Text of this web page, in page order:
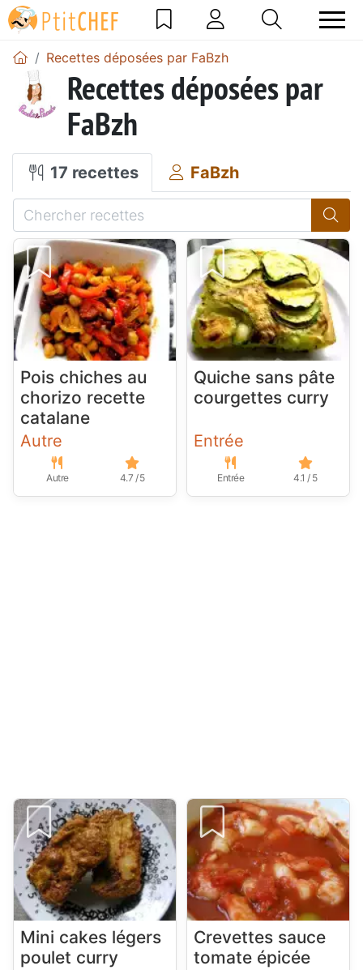
Recettes déposées par FaBzh
Recettes déposées par
FaBzh
17 recettes FaBzh
Pois chiches au
chorizo recette
catalane
Autre
Autre 4.7 / 5
Quiche sans pâte
courgettes curry
Entrée
Entrée 4.1 / 5
Mini cakes légers
poulet curry
Crevettes sauce
tomate épicée